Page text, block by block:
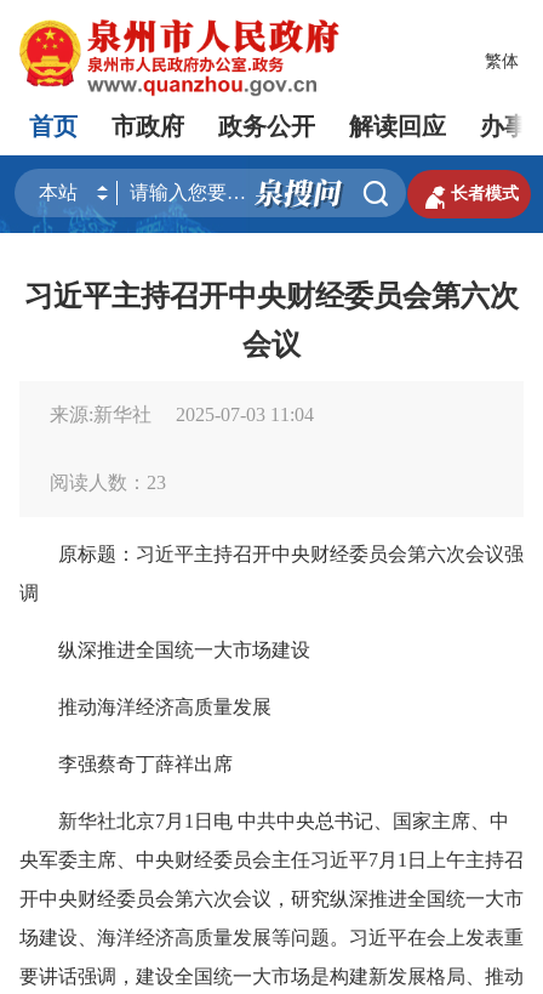
繁体
首页 市政府 政务公开 解读回应 办事
  长者模式
习近平主持召开中央财经委员会第六次
会议
来源:新华社 2025-07-03 11:04
阅读人数： 23
原标题：习近平主持召开中央财经委员会第六次会议强
调
纵深推进全国统一大市场建设
推动海洋经济高质量发展
李强蔡奇丁薛祥出席
新华社北京7月1日电 中共中央总书记、国家主席、中
央军委主席、中央财经委员会主任习近平7月1日上午主持召
开中央财经委员会第六次会议，研究纵深推进全国统一大市
场建设、海洋经济高质量发展等问题。习近平在会上发表重
要讲话强调，建设全国统一大市场是构建新发展格局、推动